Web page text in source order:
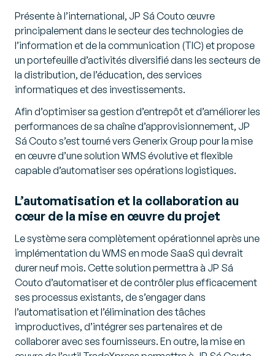
Présente à l’international, JP Sá Couto œuvre
principalement dans le secteur des technologies de
l’information et de la communication (TIC) et propose
un portefeuille d’activités diversifié dans les secteurs de
la distribution, de l’éducation, des services
informatiques et des investissements.
Afin d’optimiser sa gestion d’entrepôt et d’améliorer les
performances de sa chaîne d’approvisionnement, JP
Sá Couto s’est tourné vers Generix Group pour la mise
en œuvre d’une solution WMS évolutive et flexible
capable d’automatiser ses opérations logistiques.
L’automatisation et la collaboration au
cœur de la mise en œuvre du projet
Le système sera complètement opérationnel après une
implémentation du WMS en mode SaaS qui devrait
durer neuf mois. Cette solution permettra à JP Sá
Couto d’automatiser et de contrôler plus efficacement
ses processus existants, de s’engager dans
l’automatisation et l’élimination des tâches
improductives, d’intégrer ses partenaires et de
collaborer avec ses fournisseurs. En outre, la mise en